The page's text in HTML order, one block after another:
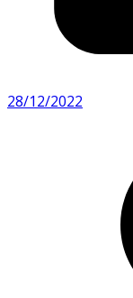
28/12/2022